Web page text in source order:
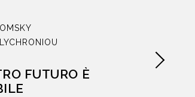
FUTURO È